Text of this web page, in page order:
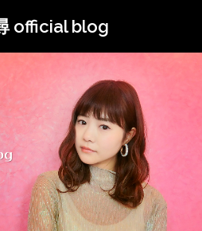
official blog